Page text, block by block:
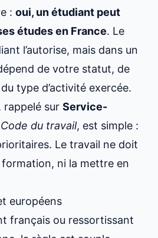
: oui, un étudiant peut
études en France. Le
l’autorise, mais dans un
de votre statut, de
type d’activité exercée.
rappelé sur Service-
Code du travail, est simple :
Le travail ne doit
ni la mettre en
européens
français ou ressortissant